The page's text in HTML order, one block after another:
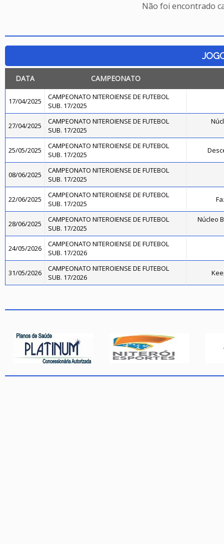
Não foi encontrado
DATA CAMPEONATO
17/04/2025
CAMPEONATO NITEROIENSE DE FUTEBOL
SUB. 17/2025
27/04/2025
CAMPEONATO NITEROIENSE DE FUTEBOL
SUB. 17/2025
25/05/2025
CAMPEONATO NITEROIENSE DE FUTEBOL
SUB. 17/2025
08/06/2025
CAMPEONATO NITEROIENSE DE FUTEBOL
SUB. 17/2025
22/06/2025
CAMPEONATO NITEROIENSE DE FUTEBOL
SUB. 17/2025
28/06/2025
CAMPEONATO NITEROIENSE DE FUTEBOL
SUB. 17/2025
Núcleo
24/05/2026
CAMPEONATO NITEROIENSE DE FUTEBOL
SUB. 17/2026
31/05/2026
CAMPEONATO NITEROIENSE DE FUTEBOL
SUB. 17/2026